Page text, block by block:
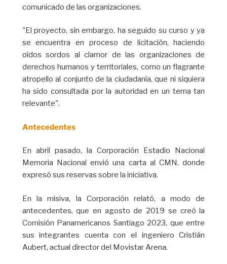
comunicado de las organizaciones.
"El proyecto, sin embargo, ha seguido su curso y ya
se encuentra en proceso de licitación, haciendo
oídos sordos al clamor de las organizaciones de
derechos humanos y territoriales, como un flagrante
atropello al conjunto de la ciudadanía, que ni siquiera
ha sido consultada por la autoridad en un tema tan
relevante".
Antecedentes
En abril pasado, la Corporación Estadio Nacional
Memoria Nacional envió una carta al CMN, donde
expresó sus reservas sobre la iniciativa.
En la misiva, la Corporación relató, a modo de
antecedentes, que en agosto de 2019 se creó la
Comisión Panamericanos Santiago 2023, que entre
sus integrantes cuenta con el ingeniero Cristián
Aubert, actual director del Movistar Arena.